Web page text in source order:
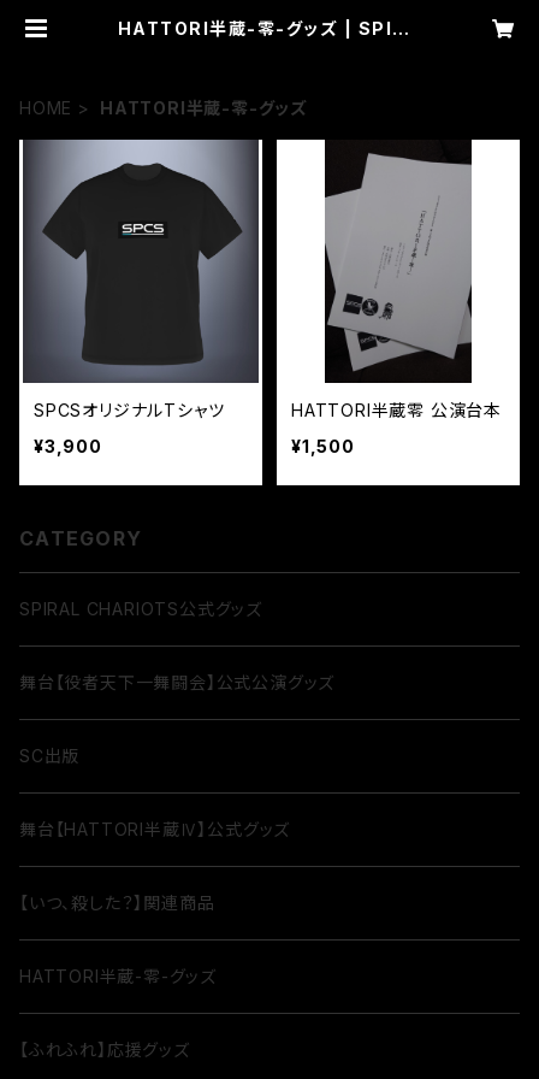
HATTORI半蔵-零-グッズ | SPIRA
HOME HATTORI半蔵-零-グッズ
SPCSオリジナルTシャツ
¥3,900
HATTORI半蔵零 公演台本
¥1,500
CATEGORY
SPIRAL CHARIOTS公式グッズ
舞台【役者天下一舞闘会】公式公演グッズ
SC出版
舞台【HATTORI半蔵Ⅳ】公式グッズ
【いつ、殺した？】関連商品
HATTORI半蔵-零-グッズ
【ふれふれ】応援グッズ